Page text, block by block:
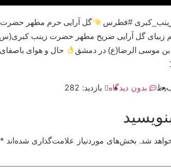
#فطرس
گل آرایی حرم مطهر
زبیای گل آرایی ضریح مطهر حضرت زینب
بن موسی الرضا(ع) در دمشق
حال و هوای باصفای
بدون دیدگاه بازدید: 282
شد. بخش‌های موردنیاز علامت‌گذاری شده‌اند *